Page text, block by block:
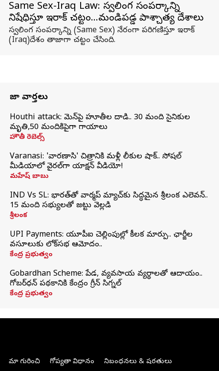
Same Sex-Iraq Law: స్వలింగ సంపర్కాన్ని
నిషేధిస్తూ ఇరాక్ చట్టం...మండిపడ్డ పాశ్చాత్య దేశాలు
స్వలింగ సంపర్కాన్ని (Same Sex) నేరంగా పరిగణిస్తూ ఇరాక్
(Iraq)దేశం తాజాగా చట్టం చేసింది.
తాజా వార్తలు
Houthi attack: యెమెన్‌పై హూతీల దాడి.. 30 మంది సైనికుల
మృతి,50 మందికిపైగా గాయాలు
హౌతీ రెబెల్స్
Varanasi: 'వారణాసి' చిత్రానికి మళ్లీ లీకుల షాక్.. సోషల్
మీడియాలో వైరల్‌గా యాక్షన్ వీడియో!
మహేష్ బాబు
IND Vs SL: భారత్‌తో వార్మప్‌ మ్యాచ్‌కు సిద్ధమైన శ్రీలంక ఎలెవన్..
15 మంది సభ్యులతో జట్టు వెల్లడి
శ్రీలంక
UPI Payments: యూపీఐ చెల్లింపుల్లో కీలక మార్పు.. ఛార్జీల
వసూలుకు లోక్‌సభ ఆమోదం..
కేంద్ర ప్రభుత్వం
Gobardhan Scheme: పేడ, వ్యవసాయ వ్యర్థాలతో ఆదాయం..
గోబర్‌ధన్ పథకానికి కేంద్రం గ్రీన్ సిగ్నల్
కేంద్ర ప్రభుత్వం
మా గురించి గోప్యతా విధానం నిబంధనలు & షరతులు